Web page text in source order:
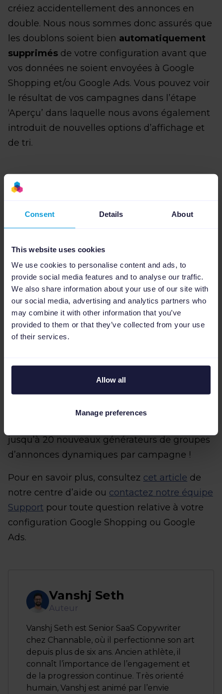
Consent Details About
This website uses cookies
We use cookies to personalise content and ads, to
provide social media features and to analyse our traffic.
We also share information about your use of our site with
our social media, advertising and analytics partners who
may combine it with other information that you’ve
provided to them or that they’ve collected from your use
of their services.
Allow all
Manage preferences
créiez accidentellement des annonces en
double. Nous nous sommes donc assurés que
les doublons soient bien automatiquement
supprimés de votre configuration avant que
vos données ne soient envoyées à Google
Shopping et/ou Google Ads. Vous pouvez voir
le résultat de vos campagnes dans l’étape
‘Aperçu’ dans laquelle nous avons également
introduit de nouvelles options d’affichage et
de tri.
À vous de jouer !
Il est très facile de commencer à utiliser
plusieurs générateurs de groupes d’annonces
dynamiques. Accédez à votre flux Google
Shopping et/ou Google Ads, désactivez tous
les générateurs d’annonces existants et
cliquez sur « Ajouter un générateur de
groupes d’annonces dynamiques ».
jusqu’à 20 nouveaux générateurs de groupes
d’annonces dynamiques par campagne !
Pour en savoir plus, consultez cet article de
notre centre d’aide ou contactez notre équipe
Support pour toute question relative à votre
configuration Google Shopping ou Google
Ads.
Vanshj Seth
Auteur
Vanshj Seth est Senior SaaS Copywriter
chez Channable, où il perfectionne son art
depuis plus de six ans. Ancien athlète, il
connaît l’importance de l’engagement et
de la progression continue. Très orienté
humain, Vanshj est animé par l’envie